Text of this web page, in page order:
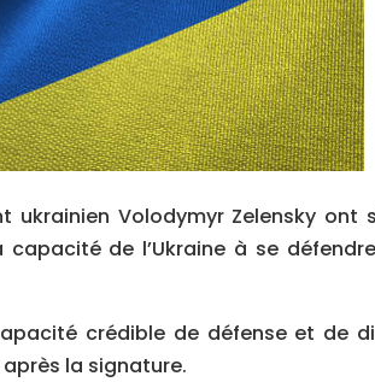
ukrainien Volodymyr Zelensky
de l’Ukraine à se
crédible de défense et de
la signature.